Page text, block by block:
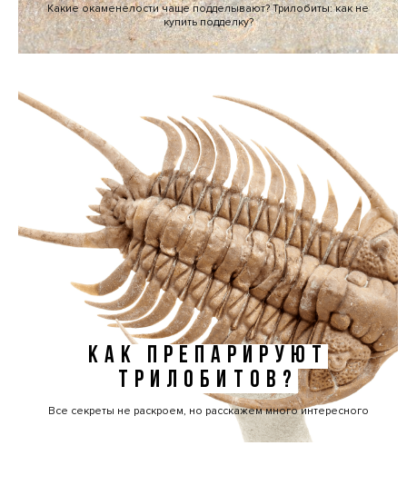
Какие окаменелости чаще подделывают? Трилобиты: как не
купить подделку?
КАК ПРЕПАРИРУЮТ
ТРИЛОБИТОВ?
Все секреты не раскроем, но расскажем много интересного